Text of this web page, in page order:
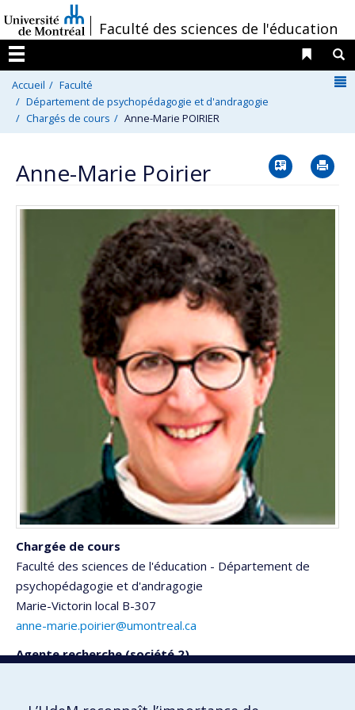
au
contenu
/Faculté des sciences de l'éducation
Menu
Liens
Accueil
Faculté
Département de psychopédagogie et d'andragogie
Chargés de cours
Anne-Marie POIRIER
Anne-Marie Poirier Vcard
Chargée de cours
Faculté des sciences de l'éducation - Département de
psychopédagogie et d'andragogie
Marie-Victorin local B-307
anne-marie.poirier@umontreal.ca
Agente recherche (société 2)